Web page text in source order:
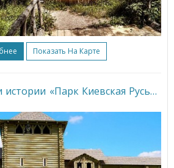
Показать На Карте
Центр культуры и истории «Парк Киевская Русь»